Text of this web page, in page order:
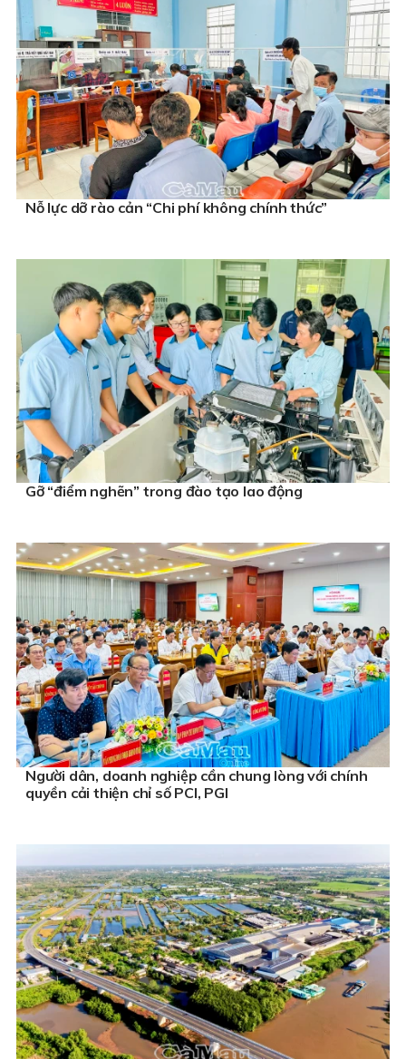
Nỗ lực dỡ rào cản “Chi phí không chính thức”
Gỡ “điểm nghẽn” trong đào tạo lao động
Người dân, doanh nghiệp cần chung lòng với chính
quyền cải thiện chỉ số PCI, PGI